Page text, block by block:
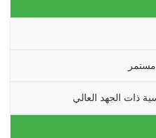
ذات الجهد العالي